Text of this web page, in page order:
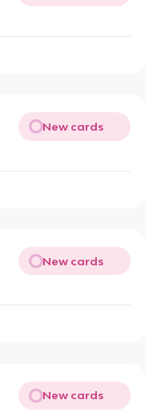
New cards
New cards
New cards